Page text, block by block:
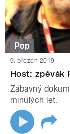
Pop
9. březen 2019
Host: zpěvák
Zábavný
minulých let.